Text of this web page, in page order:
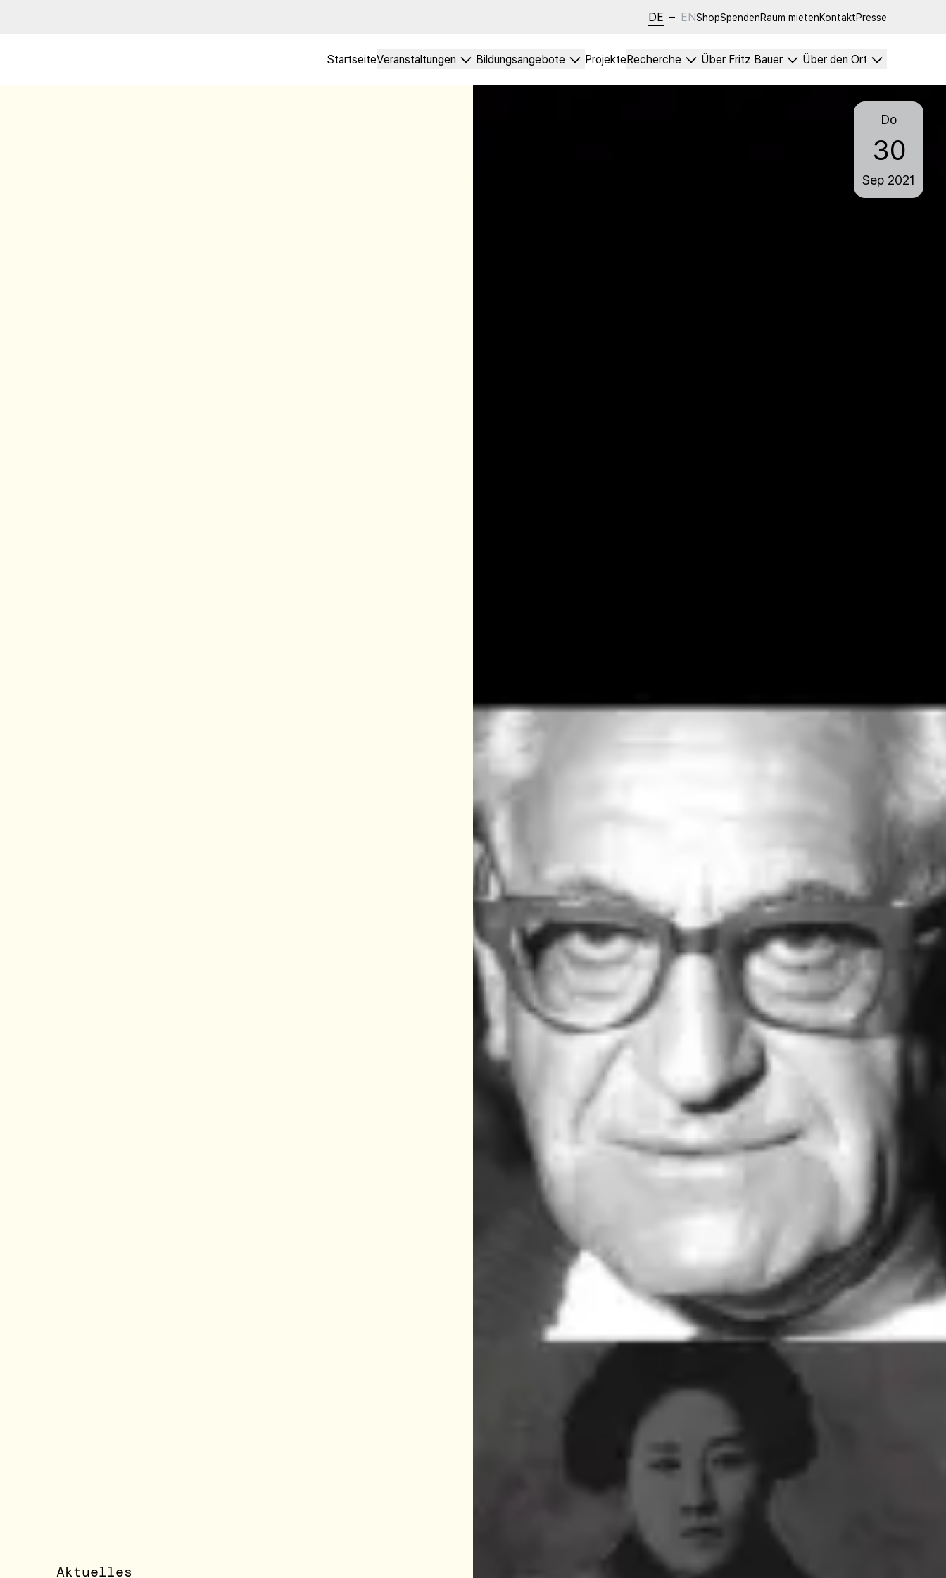
DE – ENShopSpendenRaum mietenKontaktPresse
StartseiteVeranstaltungen Bildungsangebote ProjekteRecherche Über Fritz Bauer Über den Ort
Aktuelles
Do
30
Sep 2021